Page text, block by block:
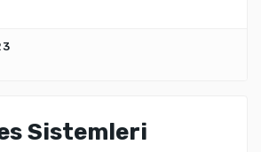
Sistemleri